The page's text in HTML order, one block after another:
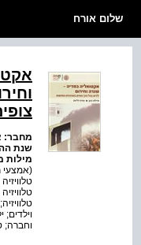
שלום אורח
מחבר:
שנת
מילות
(אמצעי
וילדים;
וחברה;